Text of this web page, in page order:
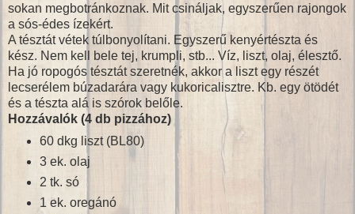
sokan megbotránkoznak. Mit csináljak, egyszerűen rajongok
a sós-édes ízekért.
A tésztát vétek túlbonyolítani. Egyszerű kenyértészta és
kész. Nem kell bele tej, krumpli, stb... Víz, liszt, olaj, élesztő.
Ha jó ropogós tésztát szeretnék, akkor a liszt egy részét
lecserélem búzadarára vagy kukoricalisztre. Kb. egy ötödét
és a tészta alá is szórok belőle.
Hozzávalók (4 db pizzához)
60 dkg liszt (BL80)
3 ek. olaj
2 tk. só
1 ek. oregánó